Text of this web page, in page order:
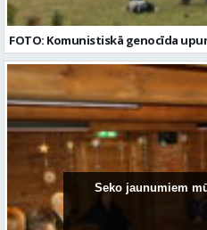
FOTO: Komunistiskā genocīda
Seko jaunumiem